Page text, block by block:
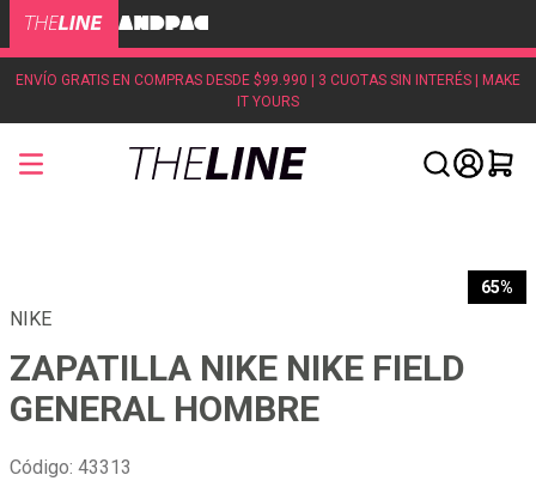
ENVÍO GRATIS EN COMPRAS DESDE $99.990 | 3 CUOTAS SIN INTERÉS | MAKE
IT YOURS
65%
NIKE
ZAPATILLA NIKE NIKE FIELD
GENERAL HOMBRE
Código: 43313